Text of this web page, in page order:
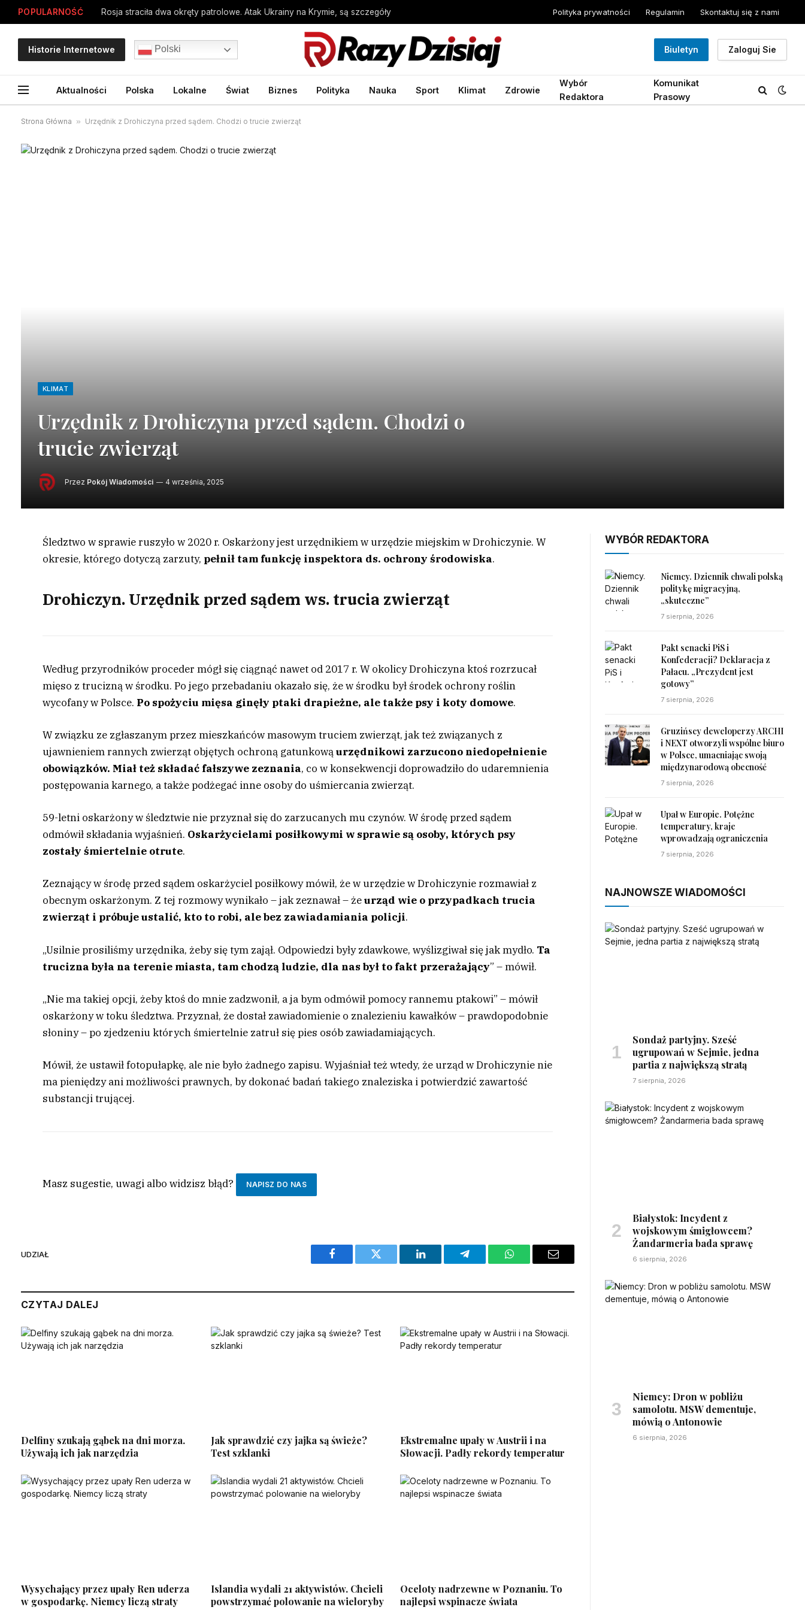
POPULARNOŚĆ Rosja straciła dwa okręty patrolowe. Atak Ukrainy na Krymie, są szczegóły Polityka prywatności Regulamin Skontaktuj się z nami
Historie Internetowe Polski Biuletyn Zaloguj Sie
Aktualności Polska Lokalne Świat Biznes Polityka Nauka Sport Klimat Zdrowie
Wybór
Redaktora
Komunikat
Prasowy
Strona Główna » Urzędnik z Drohiczyna przed sądem. Chodzi o trucie zwierząt
KLIMAT
Urzędnik z Drohiczyna przed sądem. Chodzi o
trucie zwierząt
Przez Pokój Wiadomości 4 września, 2025
Śledztwo w sprawie ruszyło w 2020 r. Oskarżony jest urzędnikiem w urzędzie miejskim w Drohiczynie. W
okresie, którego dotyczą zarzuty, pełnił tam funkcję inspektora ds. ochrony środowiska.
Drohiczyn. Urzędnik przed sądem ws. trucia zwierząt
Według przyrodników proceder mógł się ciągnąć nawet od 2017 r. W okolicy Drohiczyna ktoś rozrzucał
mięso z trucizną w środku. Po jego przebadaniu okazało się, że w środku był środek ochrony roślin
wycofany w Polsce. Po spożyciu mięsa ginęły ptaki drapieżne, ale także psy i koty domowe.
W związku ze zgłaszanym przez mieszkańców masowym truciem zwierząt, jak też związanych z
ujawnieniem rannych zwierząt objętych ochroną gatunkowąurzędnikowi zarzucono niedopełnienie
obowiązków. Miał też składać fałszywe zeznania, co w konsekwencji doprowadziło do udaremnienia
postępowania karnego, a także podżegać inne osoby do uśmiercania zwierząt.
59-letni oskarżony w śledztwie nie przyznał się do zarzucanych mu czynów. W środę przed sądem
odmówił składania wyjaśnień. Oskarżycielami posiłkowymi w sprawie są osoby, których psy
zostały śmiertelnie otrute.
Zeznający w środę przed sądem oskarżyciel posiłkowy mówił, że w urzędzie w Drohiczynie rozmawiał z
obecnym oskarżonym. Z tej rozmowy wynikało – jak zeznawał – żeurząd wie o przypadkach trucia
zwierząt i próbuje ustalić, kto to robi, ale bez zawiadamiania policji.
„Usilnie prosiliśmy urzędnika, żeby się tym zajął. Odpowiedzi były zdawkowe, wyślizgiwał się jak mydło. Ta
trucizna była na terenie miasta, tam chodzą ludzie, dla nas był to fakt przerażający” – mówił.
„Nie ma takiej opcji, żeby ktoś do mnie zadzwonił, a ja bym odmówił pomocy rannemu ptakowi” – mówił
oskarżony w toku śledztwa. Przyznał, że dostał zawiadomienie o znalezieniu kawałków – prawdopodobnie
słoniny – po zjedzeniu których śmiertelnie zatruł się pies osób zawiadamiających.
Mówił, że ustawił fotopułapkę, ale nie było żadnego zapisu. Wyjaśniał też wtedy, że urząd w Drohiczynie nie
ma pieniędzy ani możliwości prawnych, by dokonać badań takiego znaleziska i potwierdzić zawartość
substancji trującej.
Masz sugestie, uwagi albo widzisz błąd? NAPISZ DO NAS
UDZIAŁ
Facebook Twitter LinkedIn Telegram WhatsAppEmail
CZYTAJ DALEJ
Delfiny szukają gąbek na dni morza.
Używają ich jak narzędzia
Jak sprawdzić czy jajka są świeże?
Test szklanki
Ekstremalne upały w Austrii i na
Słowacji. Padły rekordy temperatur
Wysychający przez upały Ren uderza
w gospodarkę. Niemcy liczą straty
Islandia wydali 21 aktywistów. Chcieli
powstrzymać polowanie na wieloryby
Oceloty nadrzewne w Poznaniu. To
najlepsi wspinacze świata
WYBÓR REDAKTORA
Niemcy. Dziennik chwali polską
politykę migracyjną,
„skuteczne”
7 sierpnia, 2026
Pakt senacki PiS i
Konfederacji? Deklaracja z
Pałacu. „Prezydent jest
gotowy”
7 sierpnia, 2026
Gruzińscy deweloperzy ARCHI
i NEXT otworzyli wspólne biuro
w Polsce, umacniając swoją
międzynarodową obecność
7 sierpnia, 2026
Upał w Europie. Potężne
temperatury, kraje
wprowadzają ograniczenia
7 sierpnia, 2026
NAJNOWSZE WIADOMOŚCI
Sondaż partyjny. Sześć
ugrupowań w Sejmie, jedna
partia z największą stratą
7 sierpnia, 2026
Białystok: Incydent z
wojskowym śmigłowcem?
Żandarmeria bada sprawę
6 sierpnia, 2026
Niemcy: Dron w pobliżu
samolotu. MSW dementuje,
mówią o Antonowie
6 sierpnia, 2026